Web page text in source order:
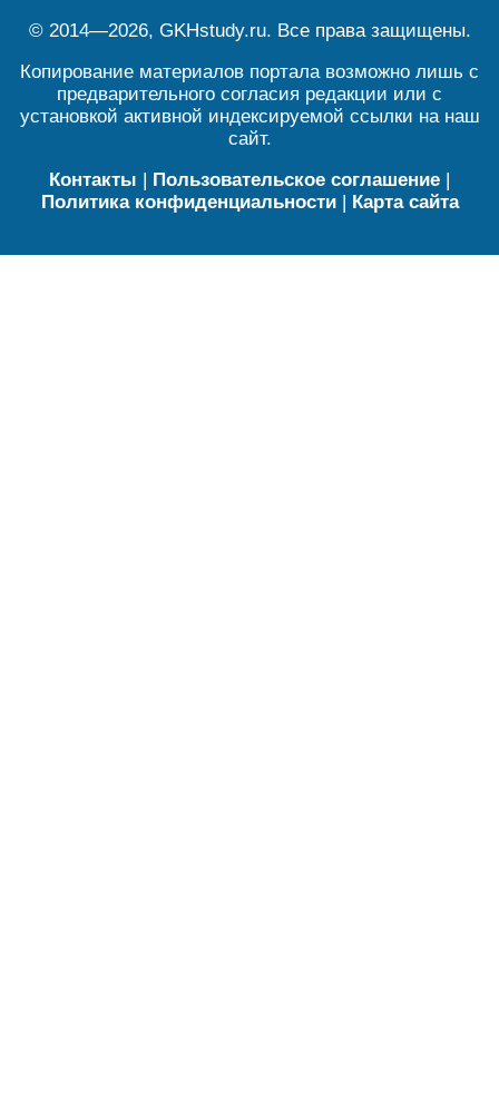
© 2014—2026, GKHstudy.ru. Все права защищены.
Копирование материалов портала возможно лишь с
предварительного согласия редакции или с
установкой активной индексируемой ссылки на наш
сайт.
Контакты | Пользовательское соглашение |
Политика конфиденциальности| Карта сайта